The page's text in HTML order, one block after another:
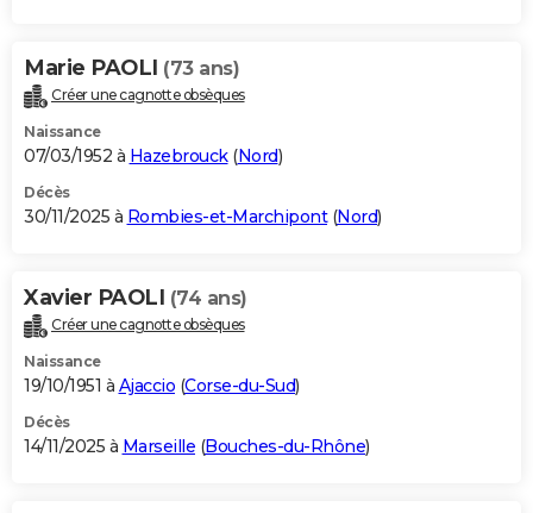
Marie PAOLI (73 ans)
Créer une cagnotte obsèques
Naissance
07/03/1952 à Hazebrouck(Nord)
Décès
30/11/2025 à Rombies-et-Marchipont(Nord)
Xavier PAOLI (74 ans)
Créer une cagnotte obsèques
Naissance
19/10/1951 à Ajaccio (Corse-du-Sud)
Décès
14/11/2025 à Marseille (Bouches-du-Rhône)